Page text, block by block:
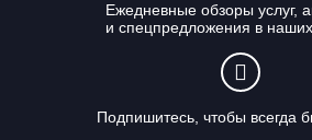
Ежедневные обзоры услуг,
и спецпредложения в
Подпишитесь, чтобы всегда